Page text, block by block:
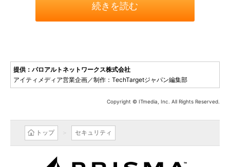
続きを読む
提供：パロアルトネットワークス株式会社
アイティメディア営業企画／制作：TechTargetジャパン編集部
Copyright © ITmedia, Inc. All Rights Reserved.
トップ セキュリティ